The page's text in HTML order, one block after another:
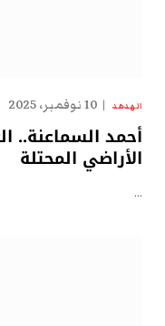
الهدهد 10 نوفمبر، 2025
أحمد السماعنة..
الأراضي المحتلة
…